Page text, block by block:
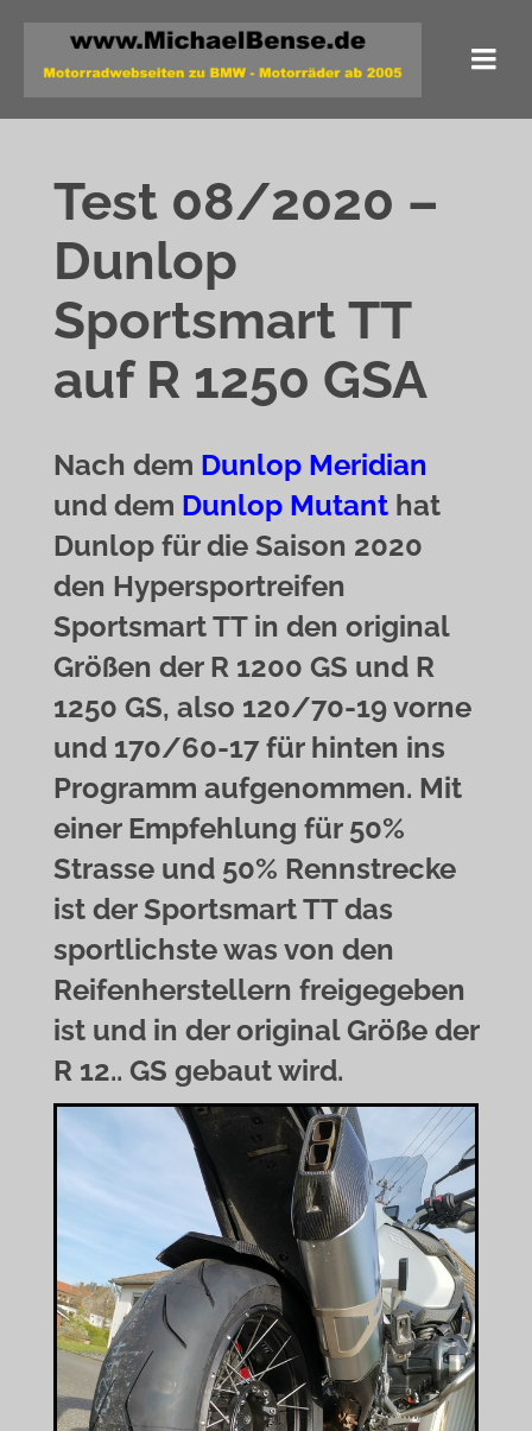
Test 08/2020 –
Dunlop
Sportsmart TT
auf R 1250 GSA
Nach dem Dunlop Meridian
und dem Dunlop Mutant hat
Dunlop für die Saison 2020
den Hypersportreifen
Sportsmart TT in den original
Größen der R 1200 GS und R
1250 GS, also 120/70-19 vorne
und 170/60-17 für hinten ins
Programm aufgenommen. Mit
einer Empfehlung für 50%
Strasse und 50% Rennstrecke
ist der Sportsmart TT das
sportlichste was von den
Reifenherstellern freigegeben
ist und in der original Größe der
R 12.. GS gebaut wird.